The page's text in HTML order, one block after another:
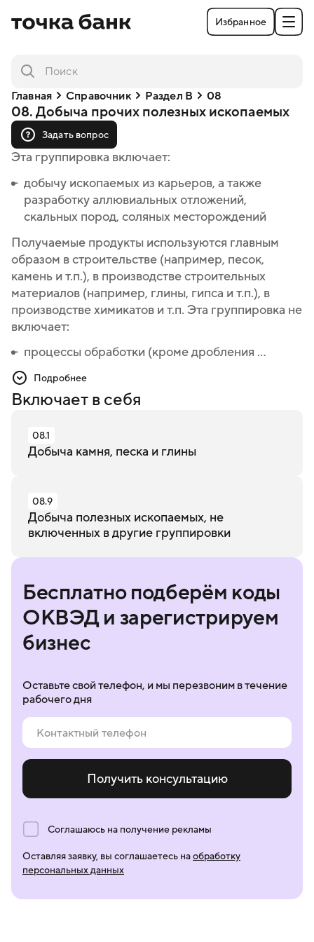
Избранное
Главная Справочник Раздел B 08
08. Добыча прочих полезных ископаемых
Задать вопрос
Эта группировка включает:
добычу ископаемых из карьеров, а также
разработку аллювиальных отложений,
скальных пород, соляных месторождений
Получаемые продукты используются главным
образом в строительстве (например, песок,
камень и т.п.), в производстве строительных
материалов (например, глины, гипса и т.п.), в
производстве химикатов и т.п. Эта группировка не
включает:
процессы обработки (кроме дробления ...
добычу ископаемых из карьеров, а также
разработку аллювиальных отложений,
скальных пород, соляных месторождений
процессы обработки (кроме дробления,
измельчения, обогащения, сушки, сортировки и
смешивания) добываемых полезных
ископаемых, см.раздел C
Подробнее
Включает в себя
08.1
Добыча камня, песка и глины
08.9
Добыча полезных ископаемых, не
включенных в другие группировки
Бесплатно подберём коды
ОКВЭД и зарегистрируем
бизнес
Оставьте свой телефон, и мы перезвоним в течение
рабочего дня
Получить консультацию
Соглашаюсь на получение рекламы
Оставляя заявку, вы соглашаетесь наобработку
персональных данных